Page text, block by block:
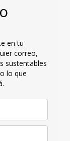
en tu
correo,
sustentables
lo que